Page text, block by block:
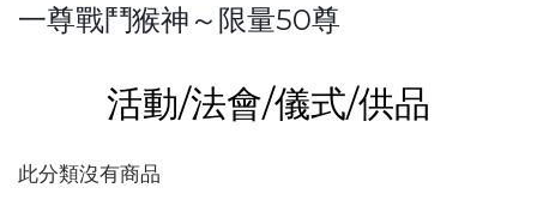
一尊戰鬥猴神～限量50尊
活動/法會/儀式/供品
此分類沒有商品